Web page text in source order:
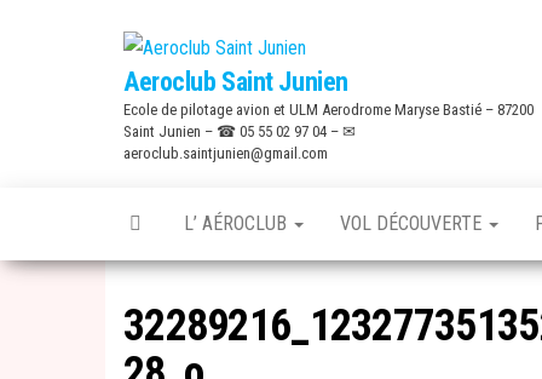
Aeroclub Saint Junien
Ecole de pilotage avion et ULM Aerodrome Maryse Bastié – 87200
Saint Junien – ☎ 05 55 02 97 04 – ✉
aeroclub.saintjunien@gmail.com
L’ AÉROCLUB VOL DÉCOUVERTE